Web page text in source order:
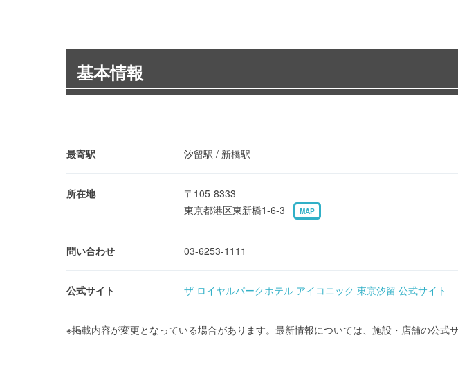
基本情報
最寄駅 汐留駅 / 新橋駅
所在地
〒105-8333
東京都港区東新橋1-6-3
MAP
問い合わせ 03-6253-1111
公式サイト ザ ロイヤルパークホテル アイコニック 東京汐留 公式サイト
※掲載内容が変更となっている場合があります。最新情報については、施設・店舗の公式